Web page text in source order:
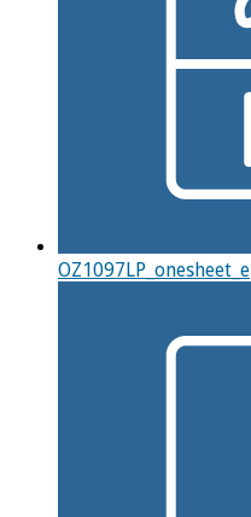
OZ1097LP_onesheet_e